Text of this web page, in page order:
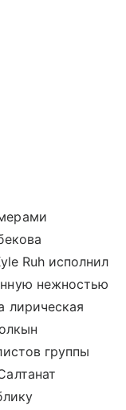
Ruh исполнил
нежностью
лирическая
группы